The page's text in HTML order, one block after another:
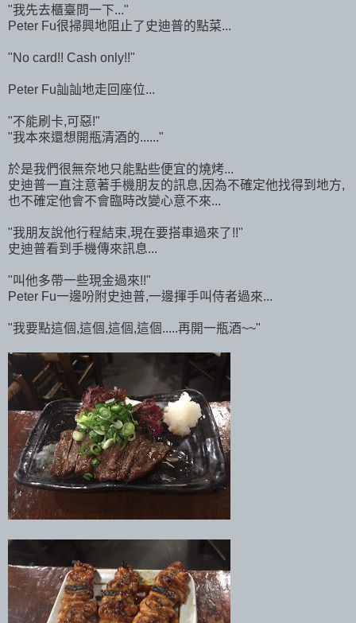
"我先去櫃臺問一下..."
Peter Fu很掃興地阻止了史迪普的點菜...
"No card!! Cash only!!"
Peter Fu訕訕地走回座位...
"不能刷卡,可惡!"
"我本來還想開瓶清酒的......"
於是我們很無奈地只能點些便宜的燒烤...
史迪普一直注意著手機朋友的訊息,因為不確定他找得到地方,
也不確定他會不會臨時改變心意不來...
"我朋友說他行程結束,現在要搭車過來了!!"
史迪普看到手機傳來訊息...
"叫他多帶一些現金過來!!"
Peter Fu一邊吩附史迪普,一邊揮手叫侍者過來...
"我要點這個,這個,這個,這個.....再開一瓶酒~~"